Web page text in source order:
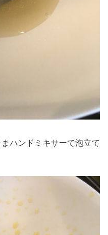
ハンドミキサーで泡立て